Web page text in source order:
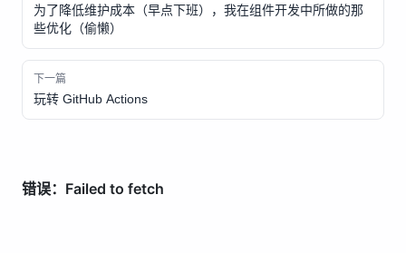
为了降低维护成本（早点下班），我在组件开发中所做的那
些优化（偷懒）
下一篇
玩转 GitHub Actions